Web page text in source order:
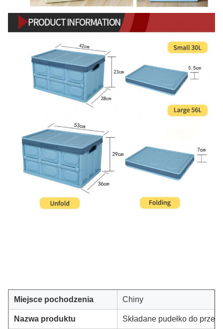
Miejsce pochodzenia Chiny
Nazwa produktu Składane pudełko do